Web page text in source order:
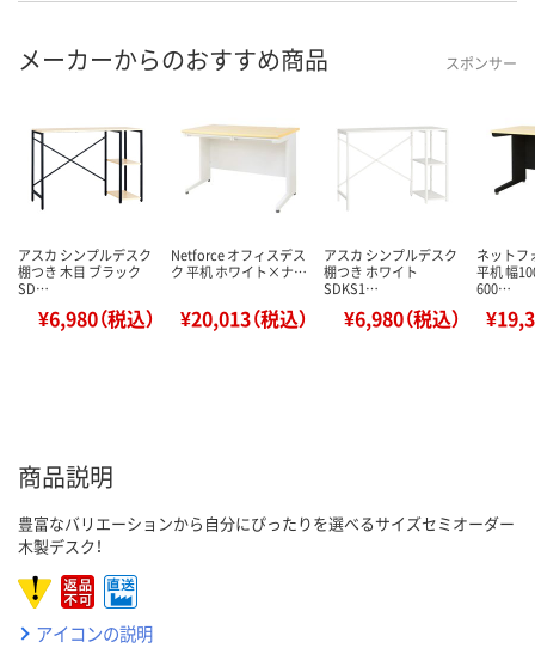
メーカーからのおすすめ商品 スポンサー
アスカ シンプルデスク
棚つき 木目 ブラック
SD…
¥6,980（税込）
Netforce オフィスデス
ク 平机 ホワイト×ナ…
¥20,013（税込）
アスカ シンプルデスク
棚つき ホワイト
SDKS1…
¥6,980（税込）
ネットフ
平机 幅
600…
商品説明
豊富なバリエーションから自分にぴったりを選べるサイズセミオーダー
木製デスク！
アイコンの説明